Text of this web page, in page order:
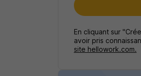
En cliquant sur
avoir pris
site hellowork.com.